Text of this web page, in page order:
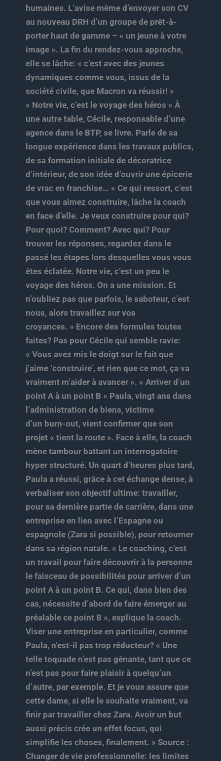
humaines. L’avise même d’envoyer son CV
au nouveau DRH d’un groupe de prêt-à-
porter haut de gamme – « un jeune à votre
image ». La fin du rendez-vous approche,
elle se lâche: « c’est avec des jeunes
dynamiques comme vous, issus de la
société civile, que Macron va réussir! »
« Notre vie, c’est le voyage des héros » À
une autre table, Cécile, responsable d’une
agence dans le BTP, se livre. Parle de sa
longue expérience dans les travaux publics,
de sa formation initiale de décoratrice
d’intérieur, de son idée d’ouvrir une épicerie
de vrac en franchise… « Ce qui ressort, c’est
que vous aimez construire, lâche la coach
en face d’elle. Je veux construire pour qui?
Pour quoi? Comment? Avec qui? Pour
trouver les réponses, regardez dans le
passé les étapes lors desquelles vous vous
êtes éclatée. Notre vie, c’est un peu le
voyage des héros. On a une mission. Et
n’oubliez pas que parfois, le saboteur, c’est
nous, alors travaillez sur vos
croyances. » Encore des formules toutes
faites? Pas pour Cécile qui semble ravie:
« Vous avez mis le doigt sur le fait que
j’aime ‘construire’, et rien que ce mot, ça va
vraiment m’aider à avancer ». « Arriver d’un
point A à un point B » Paula, vingt ans dans
l’administration de biens, victime
d’un burn-out, vient confirmer que son
projet « tient la route ». Face à elle, la coach
mène tambour battant un interrogatoire
hyper structuré. Un quart d’heures plus tard,
Paula a réussi, grâce à cet échange dense, à
verbaliser son objectif ultime: travailler,
pour sa dernière partie de carrière, dans une
entreprise en lien avec l’Espagne ou
espagnole (Zara si possible), pour retourner
dans sa région natale. « Le coaching, c’est
un travail pour faire découvrir à la personne
le faisceau de possibilités pour arriver d’un
point A à un point B. Ce qui, dans bien des
cas, nécessite d’abord de faire émerger au
préalable ce point B », explique la coach.
Viser une entreprise en particulier, comme
Paula, n’est-il pas trop réducteur? « Une
telle toquade n’est pas gênante, tant que ce
n’est pas pour faire plaisir à quelqu’un
d’autre, par exemple. Et je vous assure que
cette dame, si elle le souhaite vraiment, va
finir par travailler chez Zara. Avoir un but
aussi précis crée un effet focus, qui
simplifie les choses, finalement. » Source :
Changer de vie professionnelle: les limites